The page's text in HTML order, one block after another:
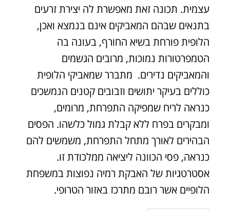
עצמית. תכונה זאת מאפשרת לה יצירת זרעים
בתנאים שבהם המאביקים אינם בנמצא ואכן,
הלופית פורחת בשיא החורף, בעונה בה
הטמפרטורות נמוכות, מרובים הגשמים
והמאביקים נדירים. מתברר שמאביקי הלופית
כוללים בעיקר יתושים וזבובים קטנים הנמשכים
כנראה לריח שמפיקה התפרחת, מרומים,
ומבקרים בפרח ללא קבלת גמול כלשהו. הפסים
הבהירים לאורך מתחל התפרחת, משמשים להם
כנראה, פסי הכוונה ליציאה ממלכודת זו.
אסטרטגיות של האבקת רמיה נפוצות במשפחת
הלופיים אשר רובם מתרכז באזור הטרופי.